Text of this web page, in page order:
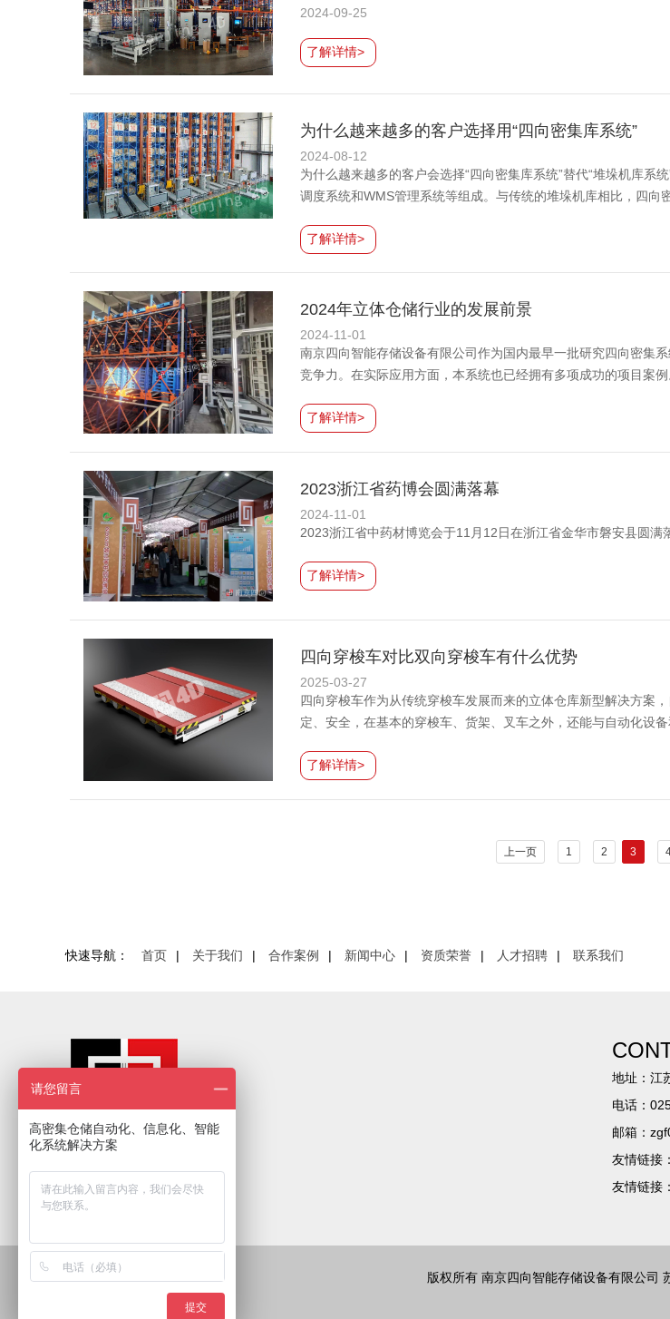
2024-09-25
了解详情>
为什么越来越多的客户选择用“四向密集库系统”
2024-08-12
为什么越来越多的客户会选择“四向密集库系统”替代“堆垛机库
调度系统和WMS管理系统等组成。与传统的堆垛机库相比，四向
了解详情>
2024年立体仓储行业的发展前景
2024-11-01
南京四向智能存储设备有限公司作为国内最早一批研究四向密集
竞争力。在实际应用方面，本系统也已经拥有多项成功的项目案例
了解详情>
2023浙江省药博会圆满落幕
2024-11-01
2023浙江省中药材博览会于11月12日在浙江省金华市磐安县圆满
了解详情>
四向穿梭车对比双向穿梭车有什么优势
2025-03-27
四向穿梭车作为从传统穿梭车发展而来的立体仓库新型解决方案
定、安全，在基本的穿梭车、货架、叉车之外，还能与自动化设
了解详情>
上一页 1 2 3
快速导航： 首页 | 关于我们 | 合作案例 | 新闻中心 | 资质荣誉 | 人才招聘 | 联系我们
地址：江
电话：
邮箱：
友情链接：
友情链接：
版权所有 南京四向智能存储设备有限公司
请您留言
高密集仓储自动化、信息化、智能
化系统解决方案
提交